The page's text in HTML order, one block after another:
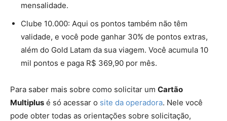
mensalidade.
Clube 10.000: Aqui os pontos também não têm
validade, e você pode ganhar 30% de pontos extras,
além do Gold Latam da sua viagem. Você acumula 10
mil pontos e paga R$ 369,90 por mês.
Para saber mais sobre como solicitar um Cartão
Multiplus é só acessar o site da operadora. Nele você
pode obter todas as orientações sobre solicitação,